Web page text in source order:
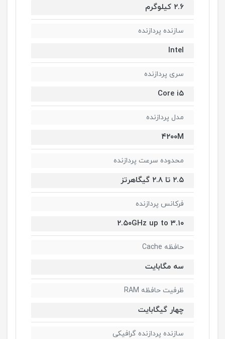
۲.۶ کیلوگرم
سازنده پردازنده
Intel
سری پردازنده
Core i۵
مدل پردازنده
۴۲۰۰M
محدوده سرعت پردازنده
۲.۵ تا ۲.۸ گیگاهرتز
فرکانس پردازنده
۲.۵۰GHz up to ۳.۱۰
حافظه Cache
سه مگابایت
ظرفیت حافظه RAM
چهار گیگابایت
سازنده پردازنده گرافیکی